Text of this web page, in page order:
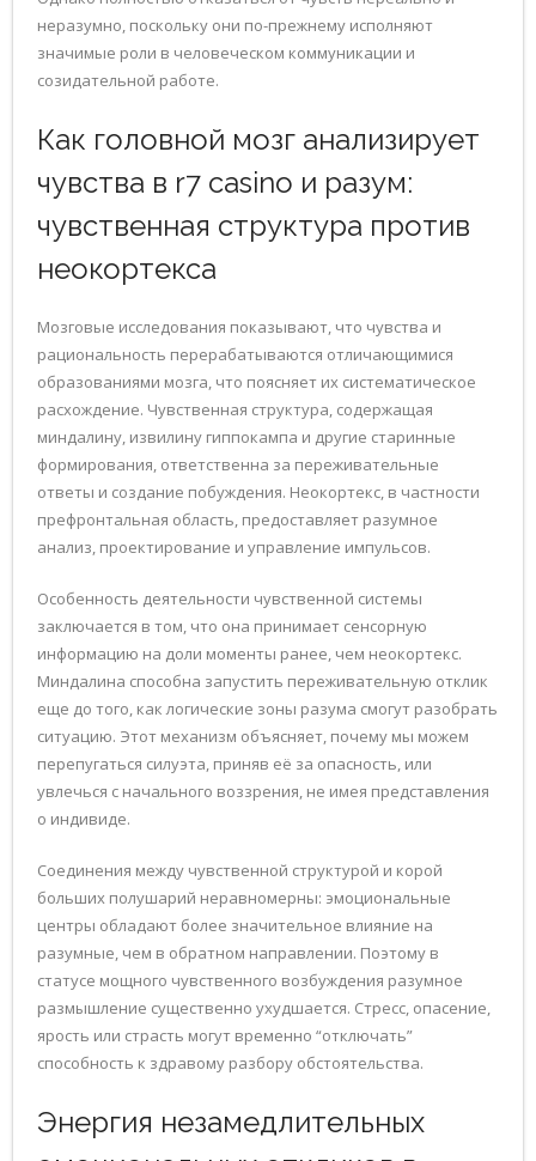
неразумно, поскольку они по-прежнему исполняют
значимые роли в человеческом коммуникации и
созидательной работе.
Как головной мозг анализирует
чувства в r7 casino и разум:
чувственная структура против
неокортекса
Мозговые исследования показывают, что чувства и
рациональность перерабатываются отличающимися
образованиями мозга, что поясняет их систематическое
расхождение. Чувственная структура, содержащая
миндалину, извилину гиппокампа и другие старинные
формирования, ответственна за переживательные
ответы и создание побуждения. Неокортекс, в частности
префронтальная область, предоставляет разумное
анализ, проектирование и управление импульсов.
Особенность деятельности чувственной системы
заключается в том, что она принимает сенсорную
информацию на доли моменты ранее, чем неокортекс.
Миндалина способна запустить переживательную отклик
еще до того, как логические зоны разума смогут разобрать
ситуацию. Этот механизм объясняет, почему мы можем
перепугаться силуэта, приняв её за опасность, или
увлечься с начального воззрения, не имея представления
о индивиде.
Соединения между чувственной структурой и корой
больших полушарий неравномерны: эмоциональные
центры обладают более значительное влияние на
разумные, чем в обратном направлении. Поэтому в
статусе мощного чувственного возбуждения разумное
размышление существенно ухудшается. Стресс, опасение,
ярость или страсть могут временно “отключать”
способность к здравому разбору обстоятельства.
Энергия незамедлительных